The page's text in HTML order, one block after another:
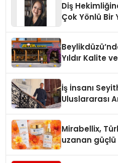
Diş
Çok Yönlü Bir
Yıldır Kalite
İş İnsanı
Uluslararası
Mirabellix,
uzanan